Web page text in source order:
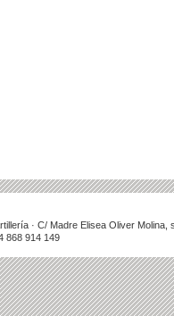
· C/ Madre Elisea Oliver
868 914 149